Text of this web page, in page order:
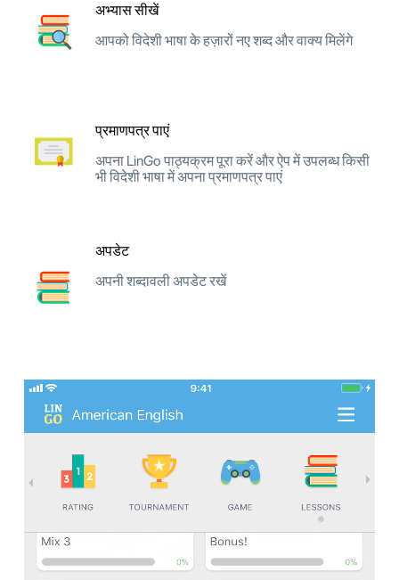
अभ्यास सीखें
आपको विदेशी भाषा के हज़ारों नए शब्द और वाक्य मिलेंगे
प्रमाणपत्र पाएं
अपना LinGo पाठ्यक्रम पूरा करें और ऐप में उपलब्ध किसी
भी विदेशी भाषा में अपना प्रमाणपत्र पाएं
अपडेट
अपनी शब्दावली अपडेट रखें